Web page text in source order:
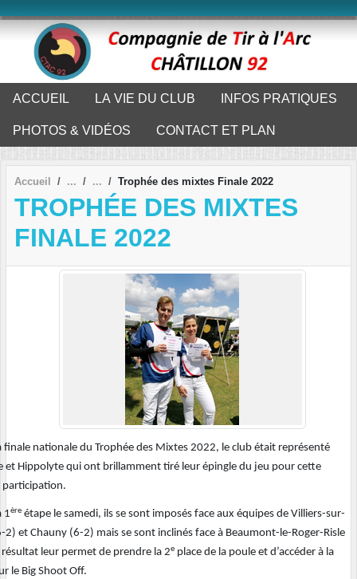
ACCUEIL LA VIE DU CLUB INFOS PRATIQUES
PHOTOS & VIDÉOS CONTACT ET PLAN
Accueil Trophée des mixtes Finale 2022
TROPHÉE DES MIXTES
FINALE 2022
finale nationale du Trophée des Mixtes 2022, le club était représenté
et Hippolyte qui ont brillamment tiré leur épingle du jeu pour cette
participation.
1ère étape le samedi, ils se sont imposés face aux équipes de Villiers-sur-
2) et Chauny (6-2) mais se sont inclinés face à Beaumont-le-Roger-Risle
leur permet de prendre la 2e place de la poule et d’accéder à la
le Big Shoot Off.